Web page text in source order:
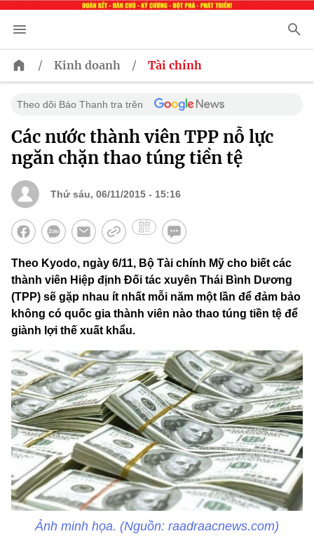
/ Kinh doanh / Tài chính
Theo dõi Báo Thanh tra trên
Các nước thành viên TPP nỗ lực
ngăn chặn thao túng tiền tệ
Thứ sáu, 06/11/2015 - 15:16
Theo Kyodo, ngày 6/11, Bộ Tài chính Mỹ cho biết các
thành viên Hiệp định Đối tác xuyên Thái Bình Dương
(TPP) sẽ gặp nhau ít nhất mỗi năm một lần để đảm bảo
không có quốc gia thành viên nào thao túng tiền tệ để
giành lợi thế xuất khẩu.
Ảnh minh họa. (Nguồn: raadraacnews.com)